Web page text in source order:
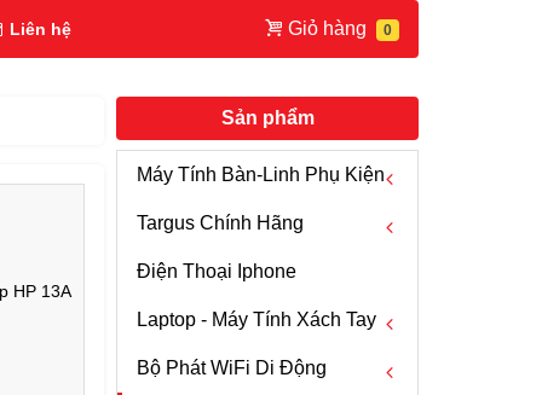
Liên hệ Giỏ hàng
Sản phẩm
Máy Tính Bàn-Linh Phụ Kiện
Chuột Máy Tính
Fan PC
Cáp HDMI
Hub USB - USB C
Targus Chính Hãng
Chuột Mouse Targus
Bàn Phím Targus
Bút Trình Chiếu Targus
Điện Thoại Iphone
Laptop - Máy Tính Xách Tay
Laptop Dell
Bộ Phát WiFi Di Động